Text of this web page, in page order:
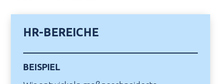
HR-BEREICHE
BEISPIEL